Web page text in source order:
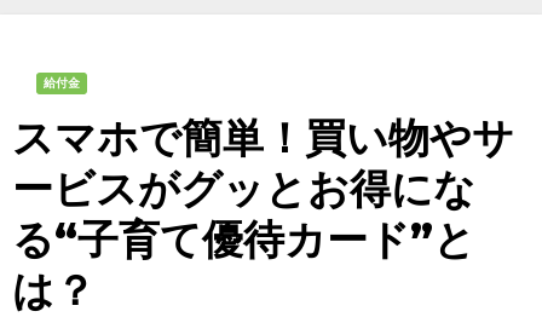
給付金
スマホで簡単！買い物やサ
ービスがグッとお得にな
る“子育て優待カード”と
は？